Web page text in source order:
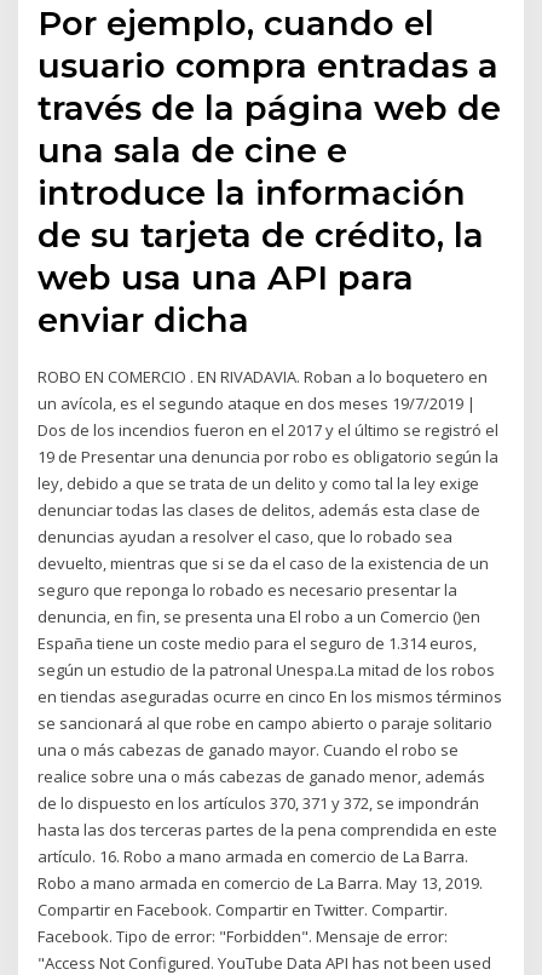
Por ejemplo, cuando el
usuario compra entradas a
través de la página web de
una sala de cine e
introduce la información
de su tarjeta de crédito, la
web usa una API para
enviar dicha
ROBO EN COMERCIO . EN RIVADAVIA. Roban a lo boquetero en
un avícola, es el segundo ataque en dos meses 19/7/2019 |
Dos de los incendios fueron en el 2017 y el último se registró el
19 de Presentar una denuncia por robo es obligatorio según la
ley, debido a que se trata de un delito y como tal la ley exige
denunciar todas las clases de delitos, además esta clase de
denuncias ayudan a resolver el caso, que lo robado sea
devuelto, mientras que si se da el caso de la existencia de un
seguro que reponga lo robado es necesario presentar la
denuncia, en fin, se presenta una El robo a un Comercio ()en
España tiene un coste medio para el seguro de 1.314 euros,
según un estudio de la patronal Unespa.La mitad de los robos
en tiendas aseguradas ocurre en cinco En los mismos términos
se sancionará al que robe en campo abierto o paraje solitario
una o más cabezas de ganado mayor. Cuando el robo se
realice sobre una o más cabezas de ganado menor, además
de lo dispuesto en los artículos 370, 371 y 372, se impondrán
hasta las dos terceras partes de la pena comprendida en este
artículo. 16. Robo a mano armada en comercio de La Barra.
Robo a mano armada en comercio de La Barra. May 13, 2019.
Compartir en Facebook. Compartir en Twitter. Compartir.
Facebook. Tipo de error: "Forbidden". Mensaje de error:
"Access Not Configured. YouTube Data API has not been used